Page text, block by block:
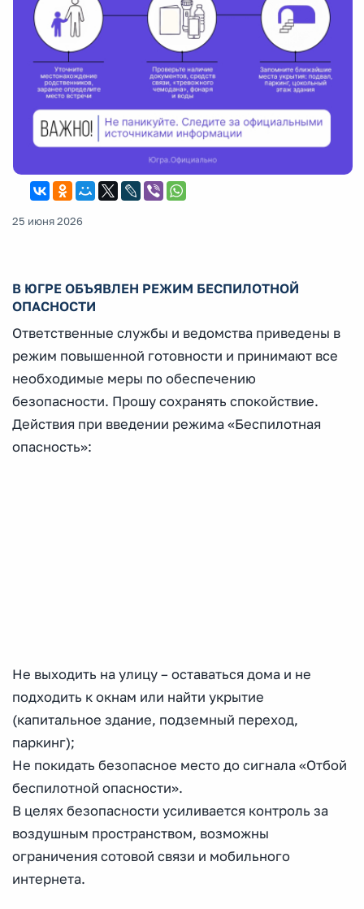
25 июня 2026
В ЮГРЕ ОБЪЯВЛЕН РЕЖИМ БЕСПИЛОТНОЙ
ОПАСНОСТИ
Ответственные службы и ведомства приведены в
режим повышенной готовности и принимают все
необходимые меры по обеспечению
безопасности. Прошу сохранять спокойствие.
Действия при введении режима «Беспилотная
опасность»:
Не выходить на улицу – оставаться дома и не
подходить к окнам или найти укрытие
(капитальное здание, подземный переход,
паркинг);
Не покидать безопасное место до сигнала «Отбой
беспилотной опасности».
В целях безопасности усиливается контроль за
воздушным пространством, возможны
ограничения сотовой связи и мобильного
интернета.